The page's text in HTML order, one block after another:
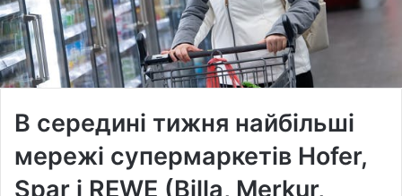
В середині тижня найбільші
мережі супермаркетів Hofer,
Spar і REWE (Billa, Merkur,